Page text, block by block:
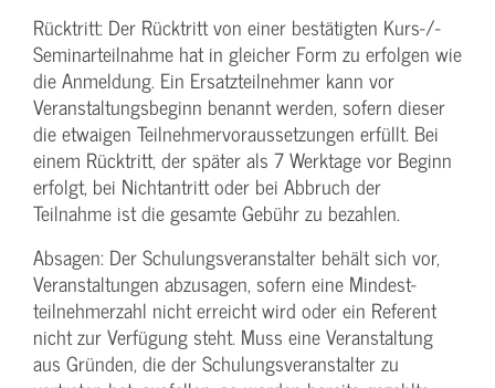
Rücktritt: Der Rücktritt von einer bestätigten Kurs-/­
Seminarteilnahme hat in gleicher Form zu erfolgen wie
die Anmeldung. Ein Ersatzteilnehmer kann vor
Veranstaltungs­beginn benannt werden, sofern dieser
die etwaigen Teilnehmer­voraussetzungen erfüllt. Bei
einem Rücktritt, der später als 7 Werktage vor Beginn
erfolgt, bei Nichtantritt oder bei Abbruch der
Teilnahme ist die gesamte Gebühr zu bezahlen.
Absagen: Der Schulungs­veranstalter behält sich vor,
Veranstaltungen abzusagen, sofern eine Mindest­
teilnehmerzahl nicht erreicht wird oder ein Referent
nicht zur Verfügung steht. Muss eine Veranstaltung
aus Gründen, die der Schulungs­veranstalter zu